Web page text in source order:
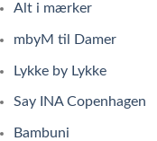
Alt i mærker
mbyM til Damer
Lykke by Lykke
Say INA Copenhagen
Bambuni